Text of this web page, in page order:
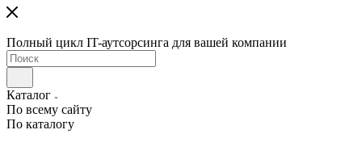
Полный цикл IT-аутсорсинга для вашей компании
Каталог
По всему сайту
По каталогу